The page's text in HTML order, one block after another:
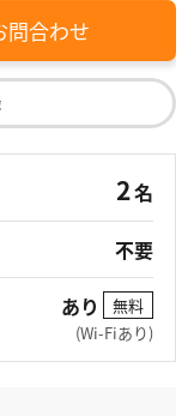
問合わせ
2名
不要
あり
無料
(Wi-Fiあり)